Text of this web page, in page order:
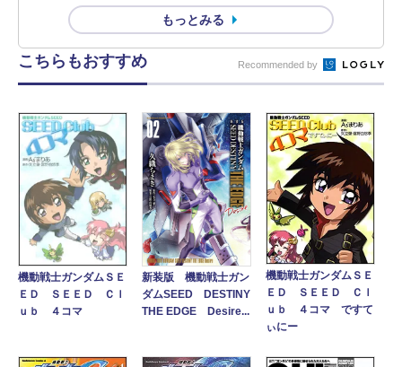
もっとみる
こちらもおすすめ Recommended by
機動戦士ガンダムＳＥ
ＥＤ ＳＥＥＤ Ｃｌ
ｕｂ ４コマ
新装版 機動戦士ガン
ダムSEED DESTINY
THE EDGE Desire...
機動戦士ガンダムＳＥ
ＥＤ ＳＥＥＤ Ｃｌ
ｕｂ ４コマ ですて
ぃにー